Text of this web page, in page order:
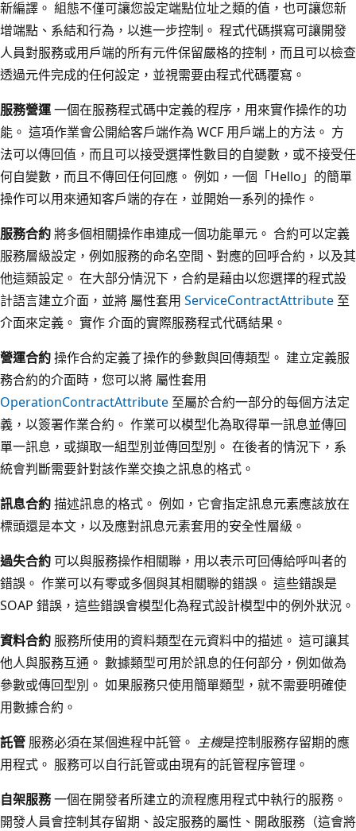
新編譯。 組態不僅可讓您設定端點位址之類的值，也可讓您新
增端點、系結和行為，以進一步控制。 程式代碼撰寫可讓開發
人員對服務或用戶端的所有元件保留嚴格的控制，而且可以檢查
透過元件完成的任何設定，並視需要由程式代碼覆寫。
服務營運一個在服務程式碼中定義的程序，用來實作操作的功
能。 這項作業會公開給客戶端作為 WCF 用戶端上的方法。 方
法可以傳回值，而且可以接受選擇性數目的自變數，或不接受任
何自變數，而且不傳回任何回應。 例如，一個「Hello」的簡單
操作可以用來通知客戶端的存在，並開始一系列的操作。
服務合約將多個相關操作串連成一個功能單元。 合約可以定義
服務層級設定，例如服務的命名空間、對應的回呼合約，以及其
他這類設定。 在大部分情況下，合約是藉由以您選擇的程式設
計語言建立介面，並將 屬性套用 ServiceContractAttribute 至
介面來定義。 實作 介面的實際服務程式代碼結果。
營運合約操作合約定義了操作的參數與回傳類型。 建立定義服
務合約的介面時，您可以將 屬性套用
OperationContractAttribute 至屬於合約一部分的每個方法定
義，以簽署作業合約。 作業可以模型化為取得單一訊息並傳回
單一訊息，或擷取一組型別並傳回型別。 在後者的情況下，系
統會判斷需要針對該作業交換之訊息的格式。
訊息合約描述訊息的格式。 例如，它會指定訊息元素應該放在
標頭還是本文，以及應對訊息元素套用的安全性層級。
過失合約可以與服務操作相關聯，用以表示可回傳給呼叫者的
錯誤。 作業可以有零或多個與其相關聯的錯誤。 這些錯誤是
SOAP 錯誤，這些錯誤會模型化為程式設計模型中的例外狀況。
資料合約 服務所使用的資料類型在元資料中的描述。 這可讓其
他人與服務互通。 數據類型可用於訊息的任何部分，例如做為
參數或傳回型別。 如果服務只使用簡單類型，就不需要明確使
用數據合約。
託管 服務必須在某個進程中託管。 主機是控制服務存留期的應
用程式。 服務可以自行託管或由現有的託管程序管理。
自架服務一個在開發者所建立的流程應用程式中執行的服務。
開發人員會控制其存留期、設定服務的屬性、開啟服務（這會將